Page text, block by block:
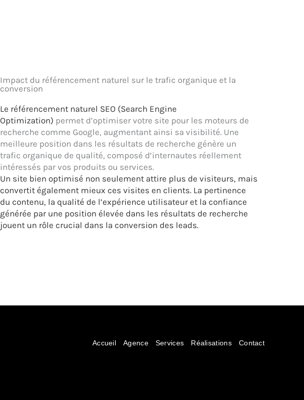
Impact du référencement naturel sur le trafic organique et la
conversion
Le référencement naturel SEO (Search Engine
Optimization) permet d’optimiser votre site pour les moteurs de
recherche comme Google, augmentant ainsi sa visibilité. Une
meilleure position dans les résultats de recherche génère un
trafic organique de qualité, composé d’internautes réellement
intéressés par vos produits ou services.
Un site bien optimisé non seulement attire plus de visiteurs, mais
convertit également mieux ces visites en clients. La pertinence
du contenu, la qualité de l’expérience utilisateur et la confiance
générée par une position élevée dans les résultats de recherche
jouent un rôle crucial dans la conversion des leads.
Accueil Agence Services Réalisations Contact